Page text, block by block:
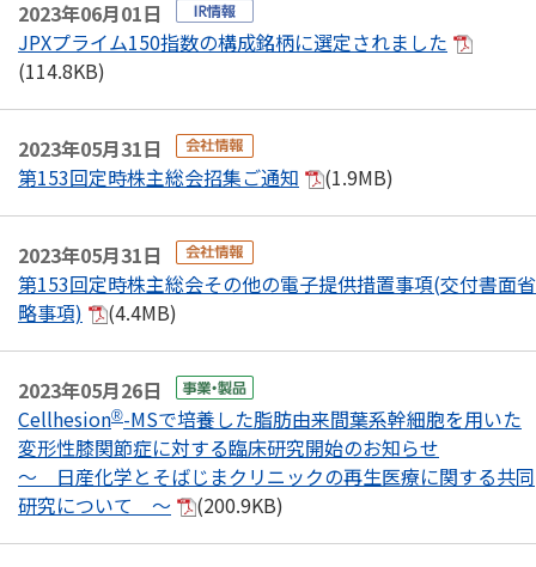
2023年06月01日
JPXプライム150指数の構成銘柄に選定されました
(114.8KB)
2023年05月31日
第153回定時株主総会招集ご通知
(1.9MB)
2023年05月31日
第153回定時株主総会その他の電子提供措置事項(交付書面省
略事項)
(4.4MB)
2023年05月26日
Cellhesion®-MSで培養した脂肪由来間葉系幹細胞を用いた
変形性膝関節症に対する臨床研究開始のお知らせ
～ 日産化学とそばじまクリニックの再生医療に関する共同
研究について ～
(200.9KB)